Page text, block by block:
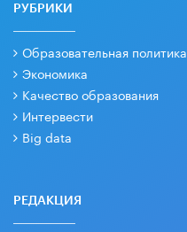
РУБРИКИ
Образовательная политика
Экономика
Качество образования
Интервести
Big data
РЕДАКЦИЯ